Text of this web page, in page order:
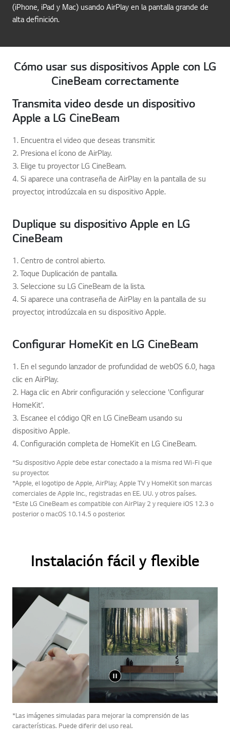
(iPhone, iPad y Mac) usando AirPlay en la pantalla grande de
alta definición.
Cómo usar sus dispositivos Apple con LG
CineBeam correctamente
Transmita video desde un dispositivo
Apple a LG CineBeam
1. Encuentra el video que deseas transmitir.
2. Presiona el ícono de AirPlay.
3. Elige tu proyector LG CineBeam.
4. Si aparece una contraseña de AirPlay en la pantalla de su
proyector, introdúzcala en su dispositivo Apple.
Duplique su dispositivo Apple en LG
CineBeam
1. Centro de control abierto.
2. Toque Duplicación de pantalla.
3. Seleccione su LG CineBeam de la lista.
4. Si aparece una contraseña de AirPlay en la pantalla de su
proyector, introdúzcala en su dispositivo Apple.
Configurar HomeKit en LG CineBeam
1. En el segundo lanzador de profundidad de webOS 6.0, haga
clic en AirPlay.
2. Haga clic en Abrir configuración y seleccione 'Configurar
HomeKit'.
3. Escanee el código QR en LG CineBeam usando su
dispositivo Apple.
4. Configuración completa de HomeKit en LG CineBeam.
*Su dispositivo Apple debe estar conectado a la misma red Wi-Fi que
su proyector.
*Apple, el logotipo de Apple, AirPlay, Apple TV y HomeKit son marcas
comerciales de Apple Inc., registradas en EE. UU. y otros países.
*Este LG CineBeam es compatible con AirPlay 2 y requiere iOS 12.3 o
posterior o macOS 10.14.5 o posterior.
Instalación fácil y flexible
*Las imágenes simuladas para mejorar la comprensión de las
características. Puede diferir del uso real.